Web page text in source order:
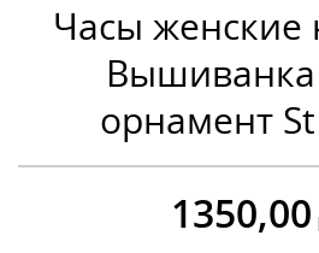
Часы женские
орнамент
1350,00